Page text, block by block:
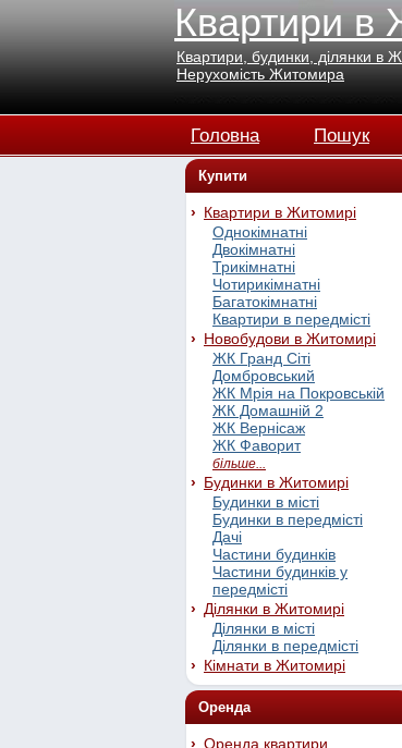
Квартири в
Квартири, будинки, ділянки в
Нерухомість Житомира
Головна Пошук
Купити
Квартири в Житомирі
Однокімнатні
Двокімнатні
Трикімнатні
Чотирикімнатні
Багатокімнатні
Квартири в передмісті
Новобудови в Житомирі
ЖК Гранд Сіті
Домбровський
ЖК Мрія на Покровській
ЖК Домашній 2
ЖК Вернісаж
ЖК Фаворит
більше...
Будинки в Житомирі
Будинки в місті
Будинки в передмісті
Дачі
Частини будинків
Частини будинків у
передмісті
Ділянки в Житомирі
Ділянки в місті
Ділянки в передмісті
Кімнати в Житомирі
Оренда
Оренда квартири